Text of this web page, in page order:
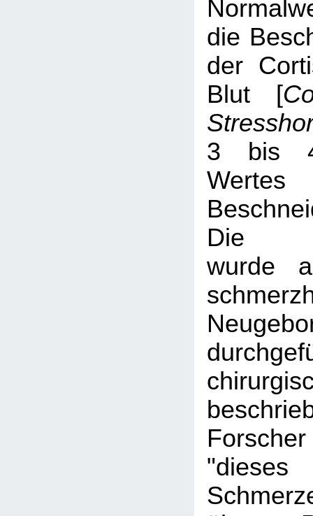
die
der
Blut [
3 bis
Die
wurde